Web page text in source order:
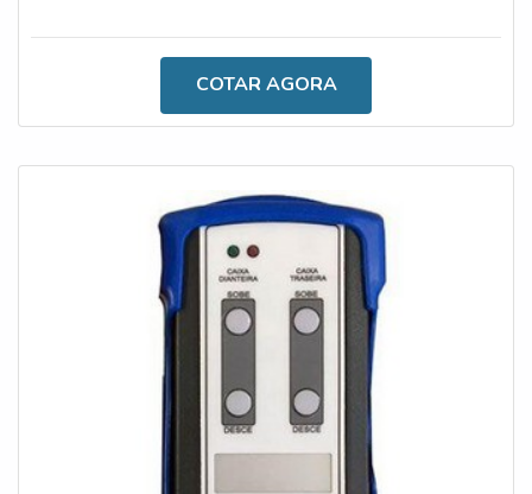
semirreboque: reduz o risco de tombamento e danos ao
inclinação, bloqueia a subida de caixa caso seja um
processo inseguro e possui alarmes visuais e sonoros ao
COTAR AGORA